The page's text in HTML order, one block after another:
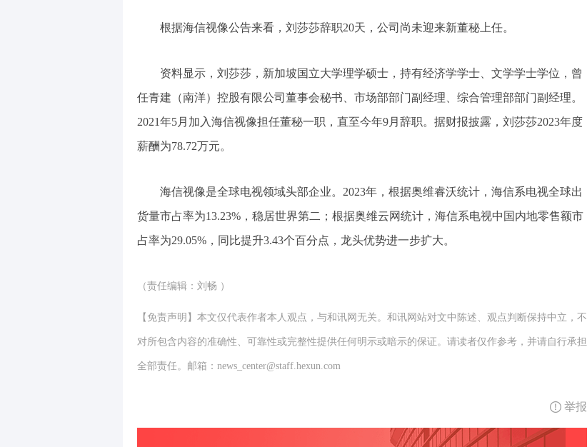
根据海信视像公告来看，刘莎莎辞职20天，公司尚未迎来新董秘上任。
资料显示，刘莎莎，新加坡国立大学理学硕士，持有经济学学士、文学学士学位，曾
任青建（南洋）控股有限公司董事会秘书、市场部部门副经理、综合管理部部门副经理。
2021年5月加入海信视像担任董秘一职，直至今年9月辞职。据财报披露，刘莎莎2023年度
薪酬为78.72万元。
海信视像是全球电视领域头部企业。2023年，根据奥维睿沃统计，海信系电视全球出
货量市占率为13.23%，稳居世界第二；根据奥维云网统计，海信系电视中国内地零售额市
占率为29.05%，同比提升3.43个百分点， 龙头优势进一步扩大。
（责任编辑：刘畅 ）
【免责声明】本文仅代表作者本人观点，与和讯网无关。和讯网站对文中陈述、观点判断保持中立，不
对所包含内容的准确性、可靠性或完整性提供任何明示或暗示的保证。请读者仅作参考，并请自行承担
全部责任。邮箱：news_center@staff.hexun.com
举报